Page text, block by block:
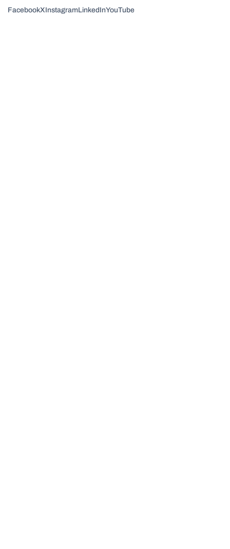
FacebookXInstagramLinkedInYouTube